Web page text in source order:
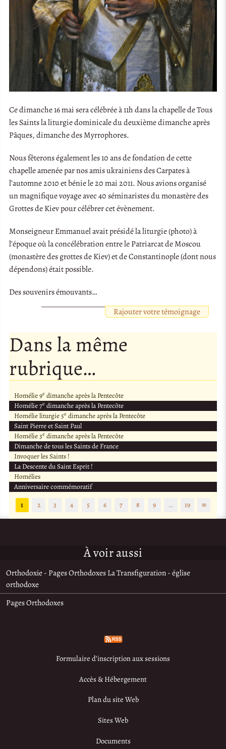
Ce dimanche 16 mai sera célébrée à 11h dans la chapelle de Tous
les Saints la liturgie dominicale du deuxième dimanche après
Pâques, dimanche des Myrrophores.
Nous fêterons également les 10 ans de fondation de cette
chapelle amenée par nos amis ukrainiens des Carpates à
l’automne 2010 et bénie le 20 mai 2011. Nous avions organisé
un magnifique voyage avec 40 séminaristes du monastère des
Grottes de Kiev pour célébrer cet évènement.
Monseigneur Emmanuel avait présidé la liturgie (photo) à
l’époque où la concélébration entre le Patriarcat de Moscou
(monastère des grottes de Kiev) et de Constantinople (dont nous
dépendons) était possible.
Des souvenirs émouvants…
Rajouter votre témoignage
Dans la même
rubrique…
Homélie 9e dimanche après la Pentecôte
Homélie 7e dimanche après la Pentecôte
Homélie liturgie 5e dimanche après la Pentecôte
Saint Pierre et Saint Paul
Homélie 3e dimanche après la Pentecôte
Dimanche de tous les Saints de France
Invoquer les Saints !
La Descente du Saint Esprit !
Homélies
Anniversaire commémoratif
1
2 3 4 5 6 7 8 9 … 19 ∞
À voir aussi
Orthodoxie - Pages Orthodoxes La Transfiguration - église
orthodoxe
Pages Orthodoxes
Formulaire d’inscription aux sessions
Accès & Hébergement
Plan du site Web
Sites Web
Documents